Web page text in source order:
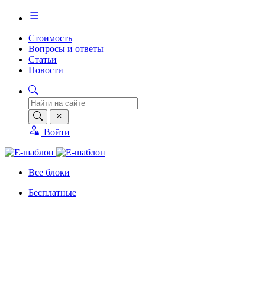
Стоимость
Вопросы и ответы
Статьи
Новости
Войти
Все блоки
Бесплатные